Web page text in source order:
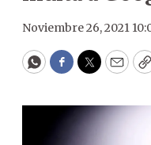
Noviembre 26, 2021
WhatsApp
Facebook
Twitter